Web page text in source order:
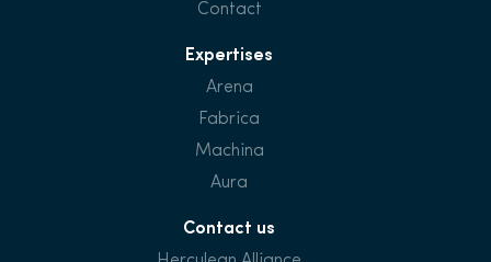
Contact
Expertises
Arena
Fabrica
Machina
Aura
Contact us